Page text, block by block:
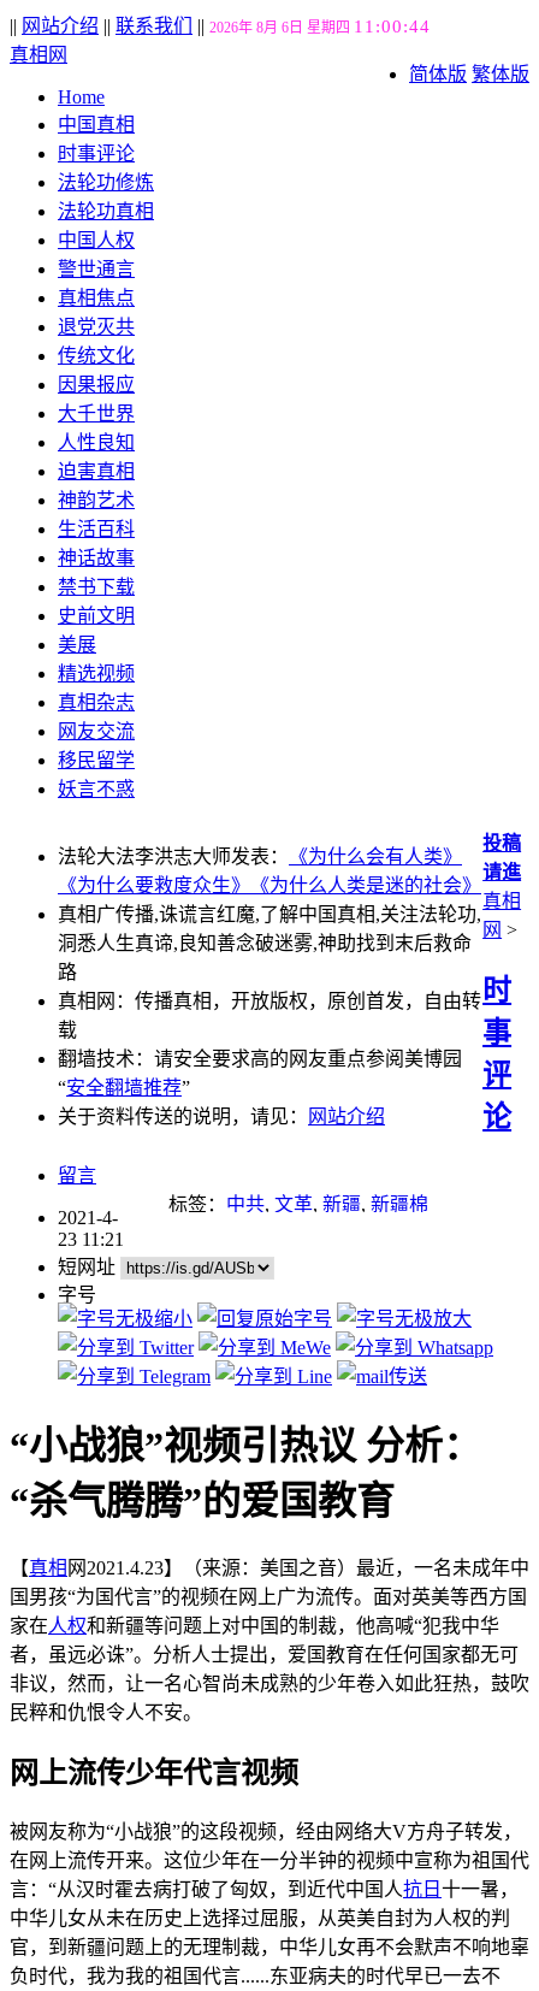
|| 网站介绍 || 联系我们 || 2026年 8月 6日 星期四 11:00:45
简体版 繁体版
真相网
Home
中国真相
时事评论
法轮功修炼
法轮功真相
中国人权
警世通言
真相焦点
退党灭共
传统文化
因果报应
大千世界
人性良知
迫害真相
神韵艺术
生活百科
神话故事
禁书下载
史前文明
美展
精选视频
真相杂志
网友交流
移民留学
妖言不惑
法轮大法李洪志大师发表：
《为什么会有人类》
《为什么要救度众生》
《为什么人类是迷的社会》
真相广传播,诛谎言红魔,了解中国真相,关注法轮功,
洞悉人生真谛,良知善念破迷雾,神助找到末后救命
路
真相网：传播真相，开放版权，原创首发，自由转
载
翻墙技术：请安全要求高的网友重点参阅美博园
“安全翻墙推荐”
关于资料传送的说明，请见：
网站介绍
投稿
请進
真相
网 >
时
事
评
论
留言
标签： 中共, 文革, 新疆, 新疆棉
2021-4-
23 11:21
短网址
字号
“小战狼”视频引热议 分析：
“杀气腾腾”的爱国教育
【真相 网2021.4.23】（来源：美国之音）最近，一名未成年中
国男孩“为国代言”的视频在网上广为流传。面对英美等西方国
家在人权和新疆等问题上对中国的制裁，他高喊“犯我中华
者，虽远必诛”。分析人士提出，爱国教育在任何国家都无可
非议，然而，让一名心智尚未成熟的少年卷入如此狂热，鼓吹
民粹和仇恨令人不安。
网上流传少年代言视频
被网友称为“小战狼”的这段视频，经由网络大V方舟子转发，
在网上流传开来。这位少年在一分半钟的视频中宣称为祖国代
言：“从汉时霍去病打破了匈奴，到近代中国人抗日 十一暑，
中华儿女从未在历史上选择过屈服，从英美自封为人权的判
官，到新疆问题上的无理制裁，中华儿女再不会默声不响地辜
负时代，我为我的祖国代言......东亚病夫的时代早已一去不